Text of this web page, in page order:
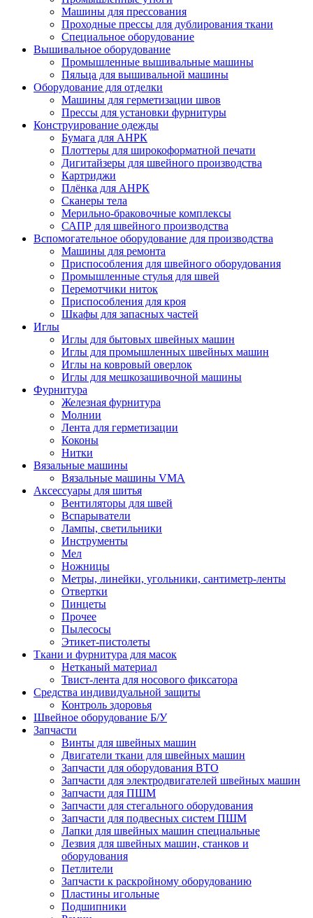
Машины для прессования
Проходные прессы для дублирования ткани
Специальное оборудование
Вышивальное оборудование
Промышленные вышивальные машины
Пяльца для вышивальной машины
Оборудование для отделки
Машины для герметизации швов
Прессы для установки фурнитуры
Конструирование одежды
Бумага для АНРК
Плоттеры для широкоформатной печати
Дигитайзеры для швейного производства
Картриджи
Плёнка для АНРК
Сканеры тела
Мерильно-браковочные комплексы
САПР для швейного производства
Вспомогательное оборудование для производства
Машины для ремонта
Приспособления для швейного оборудования
Промышленные стулья для швей
Перемотчики ниток
Приспособления для кроя
Шкафы для запасных частей
Иглы
Иглы для бытовых швейных машин
Иглы для промышленных швейных машин
Иглы на ковровый оверлок
Иглы для мешкозашивочной машины
Фурнитура
Железная фурнитура
Молнии
Лента для герметизации
Коконы
Нитки
Вязальные машины
Вязальные машины VMA
Аксессуары для шитья
Вентиляторы для швей
Вспарыватели
Лампы, светильники
Инструменты
Мел
Ножницы
Метры, линейки, угольники, сантиметр-ленты
Отвертки
Пинцеты
Прочее
Пылесосы
Этикет-пистолеты
Ткани и фурнитура для масок
Нетканый материал
Твист-лента для носового фиксатора
Средства индивидуальной защиты
Контроль здоровья
Швейное оборудование Б/У
Запчасти
Винты для швейных машин
Двигатели ткани для швейных машин
Запчасти для оборудования ВТО
Запчасти для электродвигателей швейных машин
Запчасти для ПШМ
Запчасти для стегального оборудования
Запчасти для подвесных систем ПШМ
Лапки для швейных машин специальные
Лезвия для швейных машин, станков и
оборудования
Петлители
Запчасти к раскройному оборудованию
Пластины игольные
Подшипники